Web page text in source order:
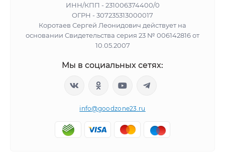
ИНН/КПП - 231006374400/0
ОГРН - 307235313000017
Коротаев Сергей Леонидович действует на
основании Свидетельства серия 23 № 006142816 от
10.05.2007
Мы в социальных сетях:
info@goodzone23.ru